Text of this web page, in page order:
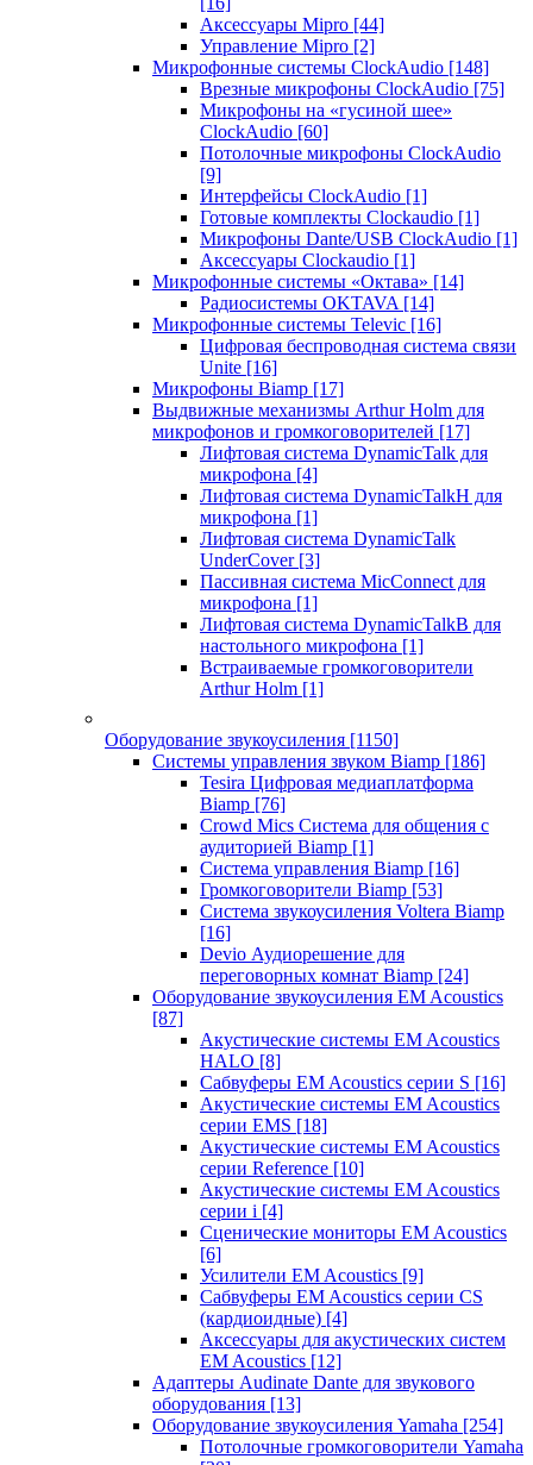
Аксессуары Mipro [44]
Управление Mipro [2]
Микрофонные системы ClockAudio [148]
Врезные микрофоны ClockAudio [75]
Микрофоны на «гусиной шее»
ClockAudio [60]
Потолочные микрофоны ClockAudio
[9]
Интерфейсы ClockAudio [1]
Готовые комплекты Clockaudio [1]
Микрофоны Dante/USB ClockAudio [1]
Аксессуары Clockaudio [1]
Микрофонные системы «Октава» [14]
Радиосистемы OKTAVA [14]
Микрофонные системы Televic [16]
Цифровая беспроводная система связи
Unite [16]
Микрофоны Biamp [17]
Выдвижные механизмы Arthur Holm для
микрофонов и громкоговорителей [17]
Лифтовая система DynamicTalk для
микрофона [4]
Лифтовая система DynamicTalkH для
микрофона [1]
Лифтовая система DynamicTalk
UnderCover [3]
Пассивная система MicConnect для
микрофона [1]
Лифтовая система DynamicTalkB для
настольного микрофона [1]
Встраиваемые громкоговорители
Arthur Holm [1]
Оборудование звукоусиления [1150]
Системы управления звуком Biamp [186]
Tesira Цифровая медиаплатформа
Biamp [76]
Crowd Mics Система для общения с
аудиторией Biamp [1]
Система управления Biamp [16]
Громкоговорители Biamp [53]
Система звукоусиления Voltera Biamp
[16]
Devio Аудиорешение для
переговорных комнат Biamp [24]
Оборудование звукоусиления EM Acoustics
[87]
Акустические системы EM Acoustics
HALO [8]
Сабвуферы EM Acoustics серии S [16]
Акустические системы EM Acoustics
серии EMS [18]
Акустические системы EM Acoustics
серии Reference [10]
Акустические системы EM Acoustics
серии i [4]
Сценические мониторы EM Acoustics
[6]
Усилители EM Acoustics [9]
Сабвуферы EM Acoustics серии CS
(кардиоидные) [4]
Аксессуары для акустических систем
EM Acoustics [12]
Адаптеры Audinate Dante для звукового
оборудования [13]
Оборудование звукоусиления Yamaha [254]
Потолочные громкоговорители Yamaha